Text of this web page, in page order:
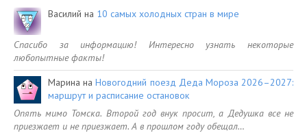
Василий на 10 самых холодных стран в мире
Спасибо за информацию! Интересно узнать некоторые
любопытные факты!
Марина наНовогодний поезд Деда Мороза 2026–2027:
маршрут и расписание остановок
Опять мимо Томска. Второй год внук просит, а Дедушка все не
приезжает и не приезжает. А в прошлом году обещал…